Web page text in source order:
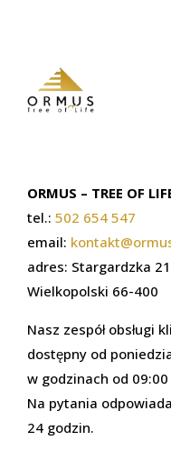
ORMUS – TREE OF
tel.: 502 654 547
email:
adres: Stargardzka
Wielkopolski 66-400
Nasz zespół obsługi
dostępny od
w godzinach od
Na pytania
24 godzin.